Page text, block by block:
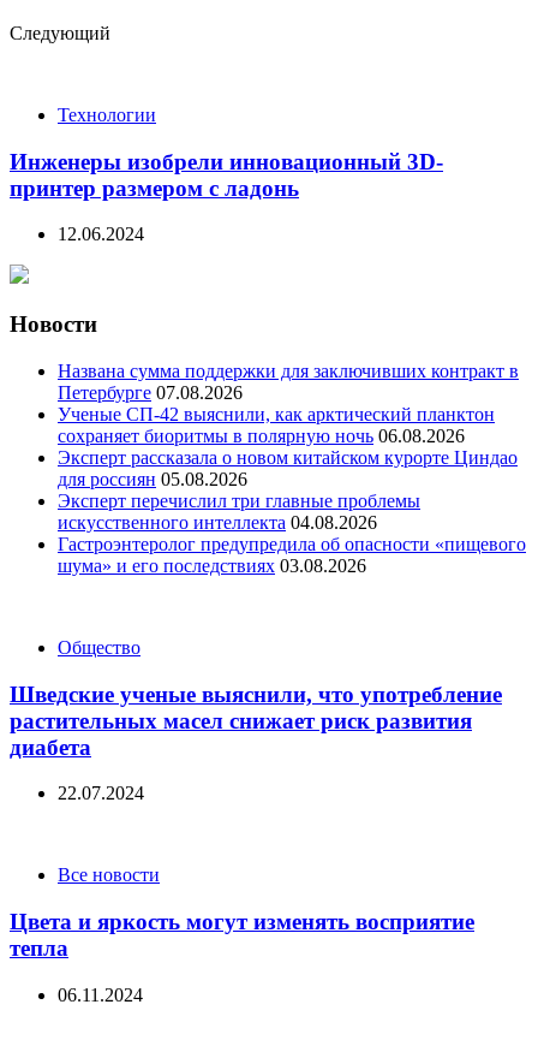
Следующий
Технологии
Инженеры изобрели инновационный 3D-
принтер размером с ладонь
12.06.2024
Новости
Названа сумма поддержки для заключивших контракт в
Петербурге 07.08.2026
Ученые СП-42 выяснили, как арктический планктон
сохраняет биоритмы в полярную ночь 06.08.2026
Эксперт рассказала о новом китайском курорте Циндао
для россиян 05.08.2026
Эксперт перечислил три главные проблемы
искусственного интеллекта 04.08.2026
Гастроэнтеролог предупредила об опасности «пищевого
шума» и его последствиях 03.08.2026
CategoriesОбщество
Шведские ученые выяснили, что употребление
растительных масел снижает риск развития
диабета
22.07.2024
CategoriesВсе новости
Цвета и яркость могут изменять восприятие
тепла
06.11.2024